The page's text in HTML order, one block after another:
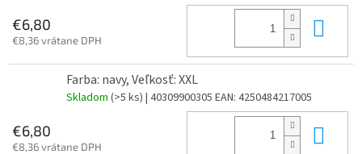
€6,80
€8,36 vrátane DPH
Farba: navy, Veľkosť: XXL
Skladom (>5 ks) | 40309900305 EAN: 4250484217005
€6,80
€8,36 vrátane DPH